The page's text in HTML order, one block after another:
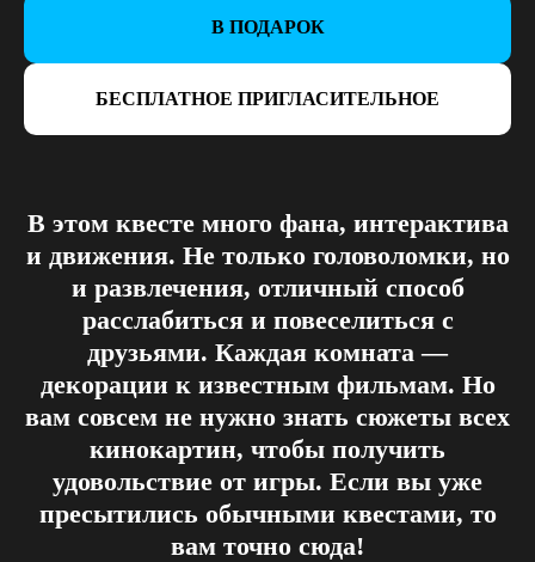
В ПОДАРОК
БЕСПЛАТНОЕ ПРИГЛАСИТЕЛЬНОЕ
В этом квесте много фана, интерактива
и движения. Не только головоломки, но
и развлечения, отличный способ
расслабиться и повеселиться с
друзьями. Каждая комната —
декорации к известным фильмам. Но
вам совсем не нужно знать сюжеты всех
кинокартин, чтобы получить
удовольствие от игры. Если вы уже
пресытились обычными квестами, то
вам точно сюда!